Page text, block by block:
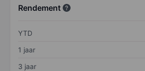
Rendement
YTD
1 jaar
3 jaar